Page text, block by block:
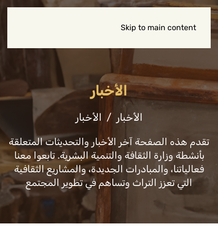
Skip to main content
الأخبار
الأخبار الأخبار
تقدم هذه الصفحة آخر الأخبار والتحديثات المتعلقة
بأنشطة وزارة الثقافة والتنمية البشرية. تابعوا معنا
فعالياتنا، والمبادرات الجديدة، والمشاريع الثقافية
التي تعزز التراث وتساهم في تطوير المجتمع